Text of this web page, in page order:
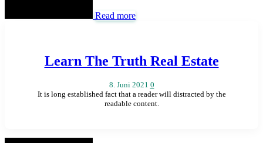
Read more
Learn The Truth Real Estate
8. Juni 2021 0
It is long established fact that a reader will distracted by the
readable content.